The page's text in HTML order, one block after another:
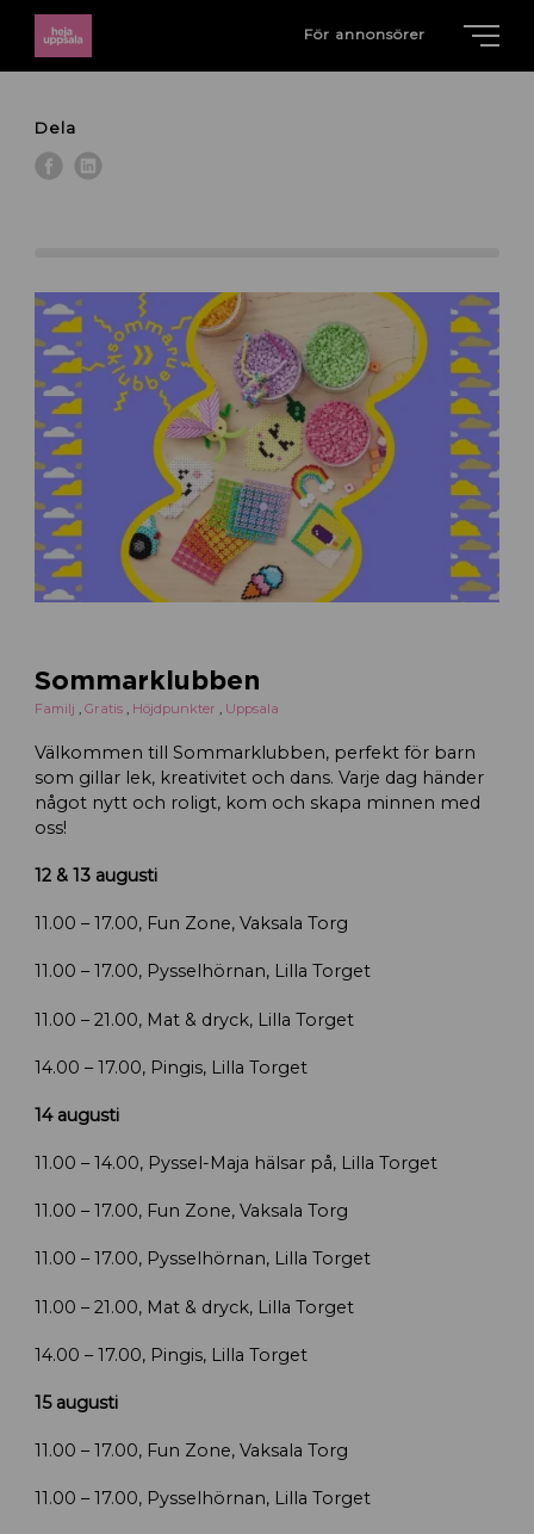
För annonsörer
Dela
Sommarklubben
Familj Gratis Höjdpunkter Uppsala
Välkommen till Sommarklubben, perfekt för barn
som gillar lek, kreativitet och dans. Varje dag händer
något nytt och roligt, kom och skapa minnen med
oss!
12 & 13 augusti
11.00 – 17.00, Fun Zone, Vaksala Torg
11.00 – 17.00, Pysselhörnan, Lilla Torget
11.00 – 21.00, Mat & dryck, Lilla Torget
14.00 – 17.00, Pingis, Lilla Torget
14 augusti
11.00 – 14.00, Pyssel-Maja hälsar på, Lilla Torget
11.00 – 17.00, Fun Zone, Vaksala Torg
11.00 – 17.00, Pysselhörnan, Lilla Torget
11.00 – 21.00, Mat & dryck, Lilla Torget
14.00 – 17.00, Pingis, Lilla Torget
15 augusti
11.00 – 17.00, Fun Zone, Vaksala Torg
11.00 – 17.00, Pysselhörnan, Lilla Torget